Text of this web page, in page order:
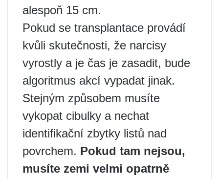
alespoň 15 cm.
Pokud se transplantace provádí
kvůli skutečnosti, že narcisy
vyrostly a je čas je zasadit, bude
algoritmus akcí vypadat jinak.
Stejným způsobem musíte
vykopat cibulky a nechat
identifikační zbytky listů nad
povrchem. Pokud tam nejsou,
musíte zemi velmi opatrně